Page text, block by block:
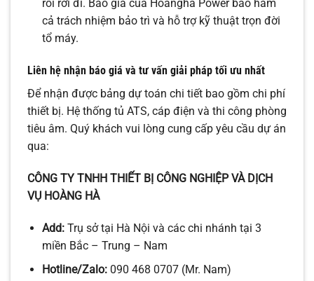
rồi rời đi. Báo giá của Hoangha Power bao hàm
cả trách nhiệm bảo trì và hỗ trợ kỹ thuật trọn đời
tổ máy.
Liên hệ nhận báo giá và tư vấn giải pháp tối ưu nhất
Để nhận được bảng dự toán chi tiết bao gồm chi phí
thiết bị. Hệ thống tủ ATS, cáp điện và thi công phòng
tiêu âm. Quý khách vui lòng cung cấp yêu cầu dự án
qua:
CÔNG TY TNHH THIẾT BỊ CÔNG NGHIỆP VÀ DỊCH
VỤ HOÀNG HÀ
Add:Trụ sở tại Hà Nội và các chi nhánh tại 3
miền Bắc – Trung – Nam
Hotline/Zalo:090 468 0707 (Mr. Nam)